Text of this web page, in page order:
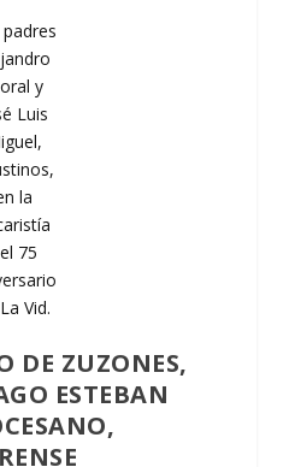
y
Luis
la
75
Vid.
DE ZUZONES,
ESTEBAN